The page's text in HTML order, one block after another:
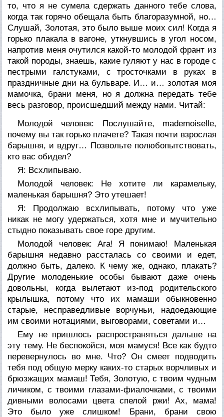
то, что я не сумела сдержать данного тебе слова,
когда так горячо обещала быть благоразумной, но…
Слушай, Золотая, это было выше моих сил! Когда я
горько плакала в вагоне, уткнувшись в угол носом,
напротив меня очутился какой-то молодой франт из
такой породы, знаешь, какие гуляют у нас в городе с
пестрыми галстуками, с тросточками в руках в
праздничные дни на бульваре. И… и… золотая моя
мамочка, брани меня, но я должна передать тебе
весь разговор, происшедший между нами. Читай:
Молодой человек: Послушайте, mademoiselle,
почему вы так горько плачете? Такая почти взрослая
барышня, и вдруг… Позвольте полюбопытствовать,
кто вас обидел?
Я: Всхлипываю.
Молодой человек: Не хотите ли карамельку,
маленькая барышня? Это утешает!
Я: Продолжаю всхлипывать, потому что уже
никак не могу удержаться, хотя мне и мучительно
стыдно показывать свое горе другим.
Молодой человек: Ага! Я понимаю! Маленькая
барышня недавно рассталась со своими и едет,
должно быть, далеко. К чему же, однако, плакать?
Другие молоденькие особы бывают даже очень
довольны, когда вылетают из-под родительского
крылышка, потому что их мамаши обыкновенно
старые, несправедливые ворчуньи, надоедающие
им своими нотациями, выговорами, советами и…
Ему не пришлось распространяться дальше на
эту тему. Не беспокойся, моя мамуся! Все как будто
перевернулось во мне. Что? Он смеет подводить
тебя под общую мерку каких-то старых ворчливых и
брюзжащих мамаш! Тебя, Золотую, с твоим чудным
личиком, с твоими глазами-фиалочками, с твоими
дивными волосами цвета спелой ржи! Ах, мама!
Это было уже слишком! Брани, брани свою